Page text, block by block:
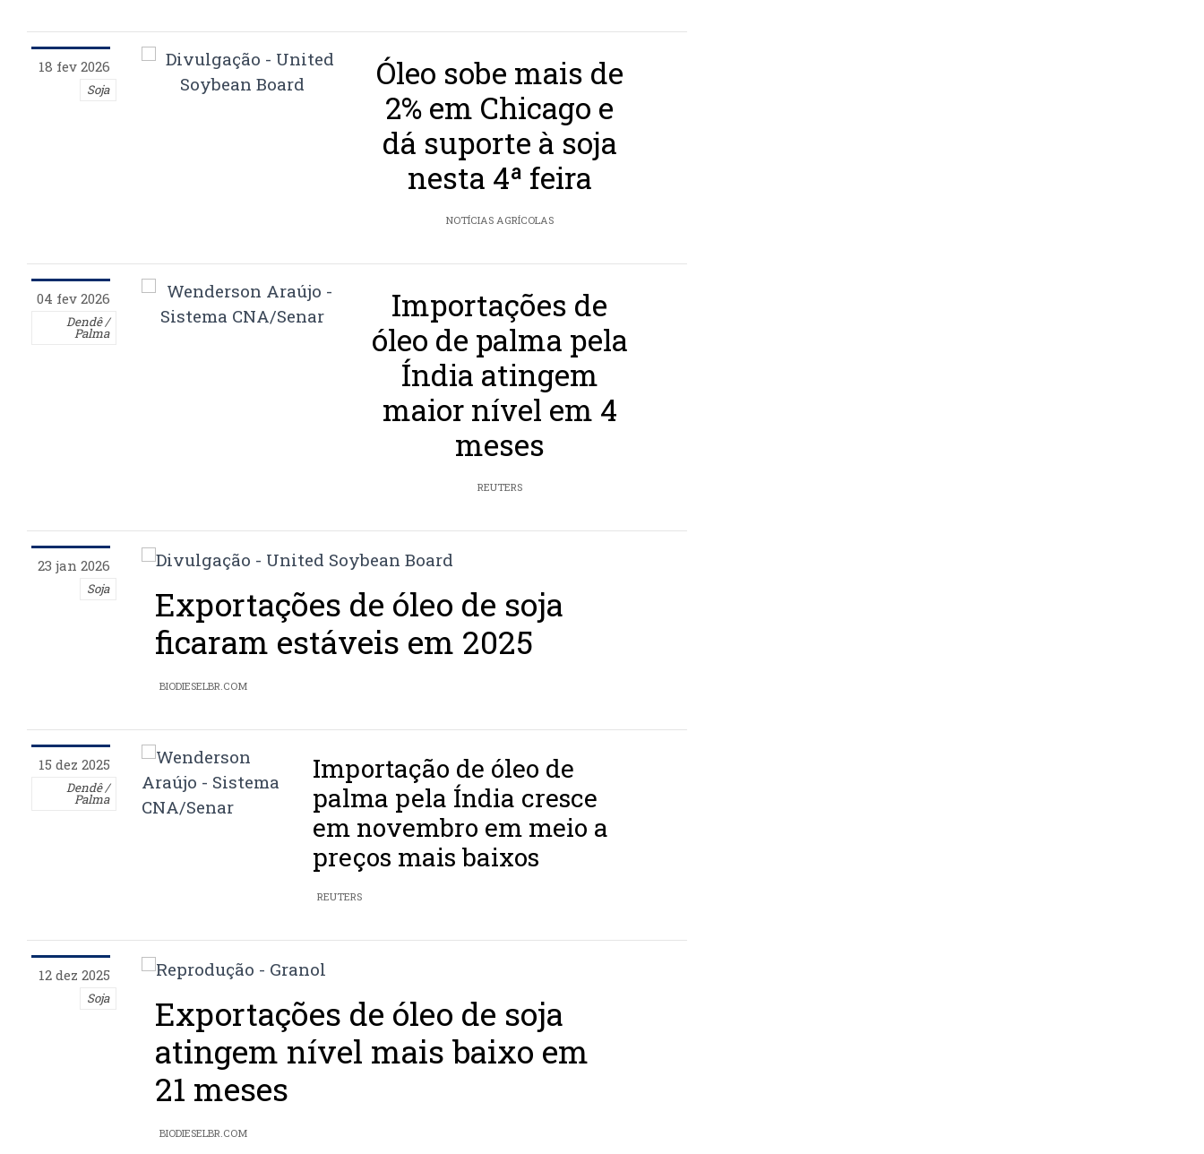
18 fev 2026
Soja
Óleo sobe mais de
2% em Chicago e
dá suporte à soja
nesta 4ª feira
NOTÍCIAS AGRÍCOLAS
04 fev 2026
Dendê /
Palma
Importações de
óleo de palma pela
Índia atingem
maior nível em 4
meses
REUTERS
23 jan 2026
Soja
Exportações de óleo de soja
ficaram estáveis em 2025
BIODIESELBR.COM
15 dez 2025
Dendê /
Palma
Importação de óleo de
palma pela Índia cresce
em novembro em meio a
preços mais baixos
REUTERS
12 dez 2025
Soja
Exportações de óleo de soja
atingem nível mais baixo em
21 meses
BIODIESELBR.COM